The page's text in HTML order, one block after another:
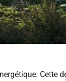
Cette